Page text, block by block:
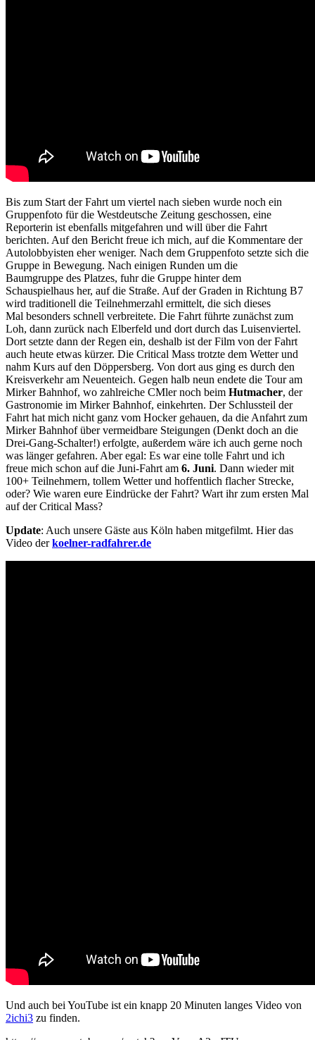
Bis zum Start der Fahrt um viertel nach sieben wurde noch ein
Gruppenfoto für die Westdeutsche Zeitung geschossen, eine
Reporterin ist ebenfalls mitgefahren und will über die Fahrt
berichten. Auf den Bericht freue ich mich, auf die Kommentare der
Autolobbyisten eher weniger. Nach dem Gruppenfoto setzte sich die
Gruppe in Bewegung. Nach einigen Runden um die
Baumgruppe des Platzes, fuhr die Gruppe hinter dem
Schauspielhaus her, auf die Straße. Auf der Graden in Richtung B7
wird traditionell die Teilnehmerzahl ermittelt, die sich dieses
Mal besonders schnell verbreitete. Die Fahrt führte zunächst zum
Loh, dann zurück nach Elberfeld und dort durch das Luisenviertel.
Dort setzte dann der Regen ein, deshalb ist der Film von der Fahrt
auch heute etwas kürzer. Die Critical Mass trotzte dem Wetter und
nahm Kurs auf den Döppersberg. Von dort aus ging es durch den
Kreisverkehr am Neuenteich. Gegen halb neun endete die Tour am
Mirker Bahnhof, wo zahlreiche CMler noch beim Hutmacher, der
Gastronomie im Mirker Bahnhof, einkehrten. Der Schlussteil der
Fahrt hat mich nicht ganz vom Hocker gehauen, da die Anfahrt zum
Mirker Bahnhof über vermeidbare Steigungen (Denkt doch an die
Drei-Gang-Schalter!) erfolgte, außerdem wäre ich auch gerne noch
was länger gefahren. Aber egal: Es war eine tolle Fahrt und ich
freue mich schon auf die Juni-Fahrt am 6. Juni. Dann wieder mit
100+ Teilnehmern, tollem Wetter und hoffentlich flacher Strecke,
oder? Wie waren eure Eindrücke der Fahrt? Wart ihr zum ersten Mal
auf der Critical Mass?
Update: Auch unsere Gäste aus Köln haben mitgefilmt. Hier das
Video derkoelner-radfahrer.de
Und auch bei YouTube ist ein knapp 20 Minuten langes Video von
2ichi3 zu finden.